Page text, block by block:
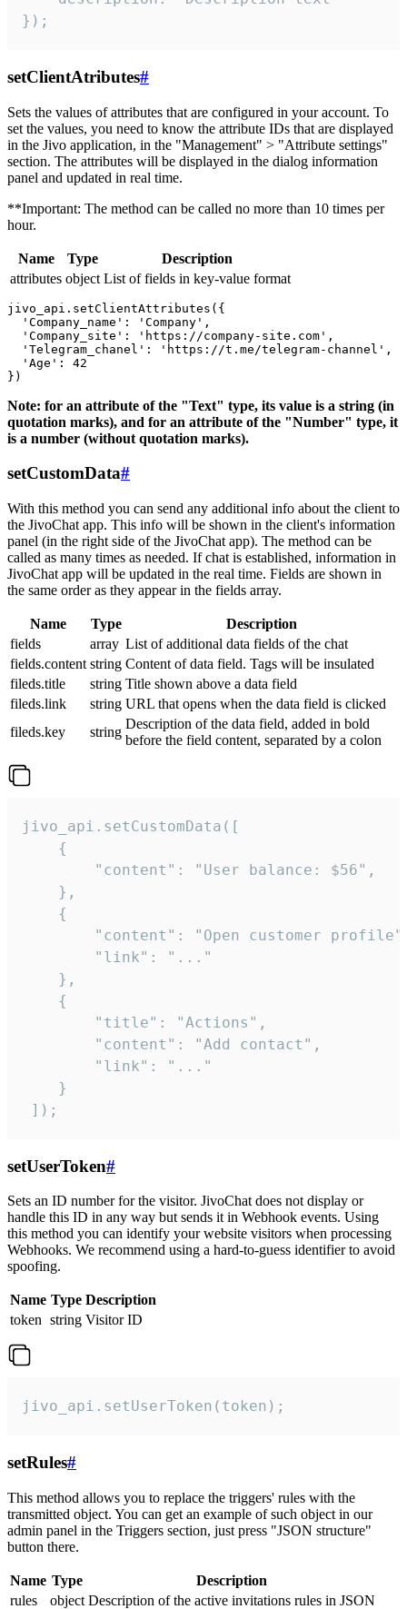
});
setClientAtributes#
Sets the values ​​of attributes that are configured in your account. To
set the values, you need to know the attribute IDs that are displayed
in the Jivo application, in the "Management" > "Attribute settings"
section. The attributes will be displayed in the dialog information
panel and updated in real time.
**Important: The method can be called no more than 10 times per
hour.
Name Type
Description
attributes object List of fields in key-value format
jivo_api.setClientAttributes({
  'Company_name': 'Company',
  'Company_site': 'https://company-site.com',
  'Telegram_chanel': 'https://t.me/telegram-channel',
  'Age': 42
Note: for an attribute of the "Text" type, its value is a string (in
quotation marks), and for an attribute of the "Number" type, it
is a number (without quotation marks).
setCustomData#
With this method you can send any additional info about the client to
the JivoChat app. This info will be shown in the client's information
panel (in the right side of the JivoChat app). The method can be
called as many times as needed. If chat is established, information in
JivoChat app will be updated in the real time. Fields are shown in
the same order as they appear in the fields array.
Name Type
Description
fields
array List of additional data fields of the chat
fields.content string Content of data field. Tags will be insulated
fileds.title
string Title shown above a data field
fileds.link
string URL that opens when the data field is clicked
fileds.key
string
Description of the data field, added in bold
before the field content, separated by a colon
jivo_api.setCustomData([
    {
        "content": "User balance: $56",
    },
    {
"content": "Open customer
        "link": "..."
    },
    {
        "title": "Actions",
        "content": "Add contact",
        "link": "..."
    }
]);
setUserToken#
Sets an ID number for the visitor. JivoChat does not display or
handle this ID in any way but sends it in Webhook events. Using
this method you can identify your website visitors when processing
Webhooks. We recommend using a hard-to-guess identifier to avoid
spoofing.
Name Type Description
token string Visitor ID
jivo_api.setUserToken(token);
setRules#
This method allows you to replace the triggers' rules with the
transmitted object. You can get an example of such object in our
admin panel in the Triggers section, just press "JSON structure"
button there.
Name Type
Description
rules
object Description of the active invitations rules in JSON